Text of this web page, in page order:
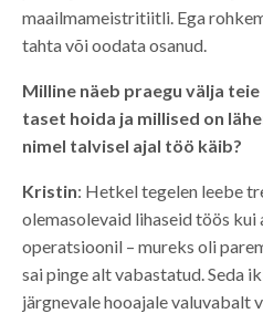
maailmameistritiitli. Ega
tahta või oodata osanud.
Milline näeb praegu välja
taset hoida ja millised on
nimel talvisel ajal töö käib?
Kristin: Hetkel tegelen leebe
olemasolevaid lihaseid töös
operatsioonil – mureks oli
sai pinge alt vabastatud. Seda
järgnevale hooajale valuvabalt